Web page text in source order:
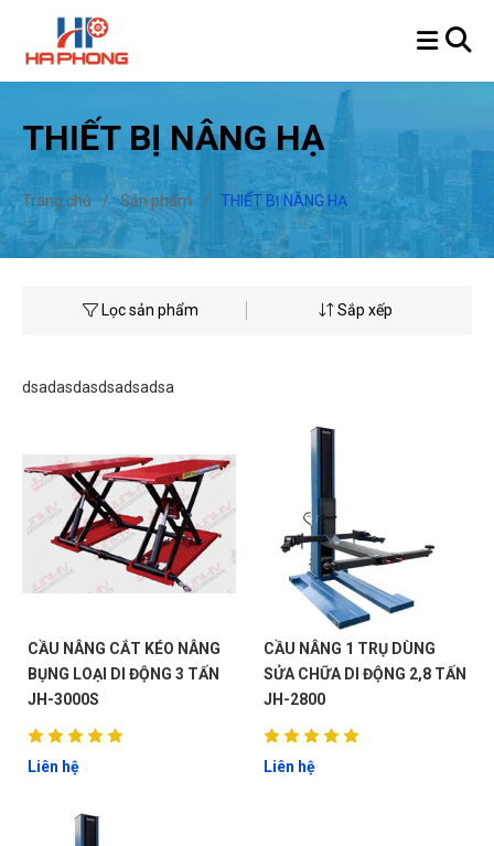
THIẾT BỊ NÂNG HẠ
Trang chủ / Sản phẩm / THIẾT BỊ NÂNG HẠ
Lọc sản phẩm Sắp xếp
dsadasdasdsadsadsa
CẦU NÂNG CẮT KÉO NÂNG
BỤNG LOẠI DI ĐỘNG 3 TẤN
JH-3000S
Liên hệ
CẦU NÂNG 1 TRỤ DÙNG
SỬA CHỮA DI ĐỘNG 2,8 TẤN
JH-2800
Liên hệ